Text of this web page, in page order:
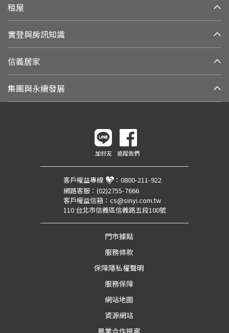
租屋
實登與房訊知識
信義居家
集團與永續發展
加好友 追蹤我們
客戶權益專線 ： 0800-211-922
網路客服： (02)2755-7666
客戶權益信箱： cs@sinyi.com.tw
110 台北市信義區信義路五段100號
門市據點
服務條款
保障隱私權聲明
服務保障
網站地圖
資源網站